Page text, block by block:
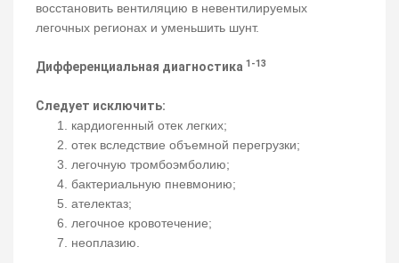
восстановить вентиляцию в невентилируемых
легочных регионах и уменьшить шунт.
Дифференциальная диагностика 1-13
Следует исключить:
кардиогенный отек легких;
отек вследствие объемной перегрузки;
легочную тромбоэмболию;
бактериальную пневмонию;
ателектаз;
легочное кровотечение;
неоплазию.